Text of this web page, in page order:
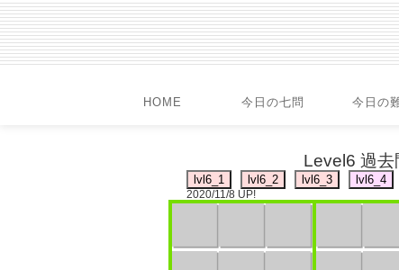
HOME 今日の七問 今日の
Level6 過去
2020/11/8 UP!